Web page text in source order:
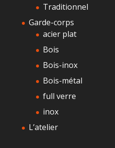
Traditionnel
Garde-corps
acier plat
Bois
Bois-inox
Bois-métal
full verre
inox
L’atelier